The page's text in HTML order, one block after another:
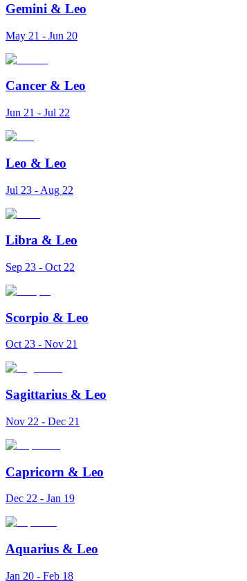
Gemini & Leo
May 21 - Jun 20
Cancer & Leo
Jun 21 - Jul 22
Leo & Leo
Jul 23 - Aug 22
Libra & Leo
Sep 23 - Oct 22
Scorpio & Leo
Oct 23 - Nov 21
Sagittarius & Leo
Nov 22 - Dec 21
Capricorn & Leo
Dec 22 - Jan 19
Aquarius & Leo
Jan 20 - Feb 18